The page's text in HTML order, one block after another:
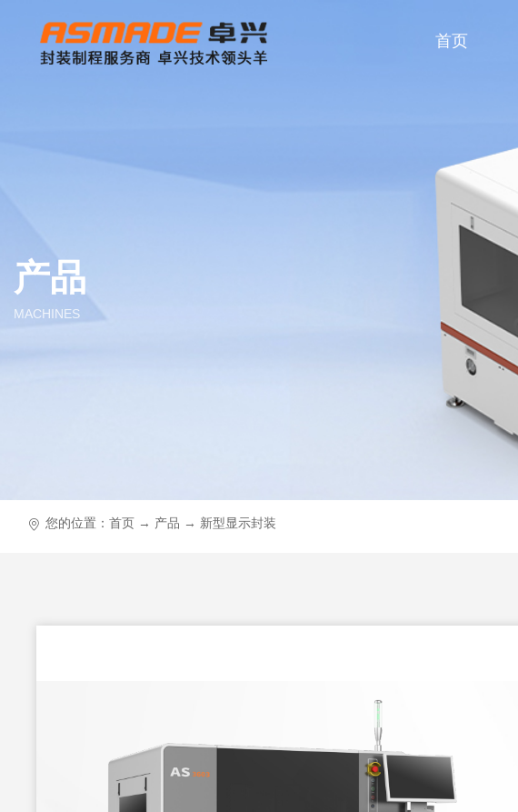
首页
产品
MACHINES
您的位置： 首页 → 产品 → 新型显示封装